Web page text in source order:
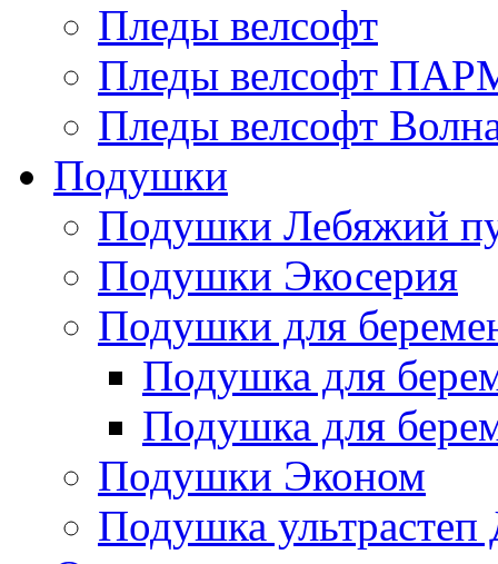
Пледы велсофт
Пледы велсофт
Пледы велсофт
Подушки
Подушки Лебяжий
Подушки Экосерия
Подушки для
Подушка для
Подушка для
Подушки Эконом
Подушка ультрастеп